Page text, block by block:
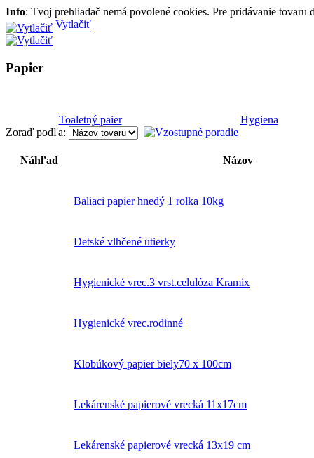
Info: Tvoj prehliadač nemá povolené cookies. Pre pridávanie
Vytlačiť
Papier
Toaletný paier
Hygiena
Zoraď podľa:
Náhľad Názov
Baliaci papier hnedý 1 rolka 10kg
Detské vlhčené utierky
Hygienické vrec.3 vrst.celulóza Kramix
Hygienické vrec.rodinné
Klobúkový papier biely70 x 100cm
Lekárenské papierové vrecká 11x17cm
Lekárenské papierové vrecká 13x19 cm